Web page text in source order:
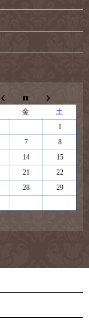
金
土
1
7
8
14
15
21
22
28
29